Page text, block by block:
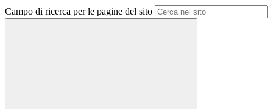
Campo di ricerca per le pagine del sito